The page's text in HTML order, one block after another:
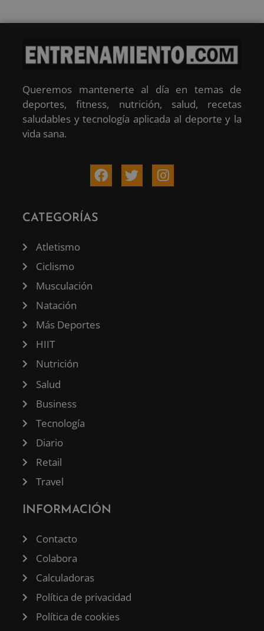
Queremos mantenerte al día en temas de
deportes, fitness, nutrición, salud, recetas
saludables y tecnología aplicada al deporte y la
vida sana.
CATEGORÍAS
Atletismo
Ciclismo
Musculación
Natación
Más Deportes
HIIT
Nutrición
Salud
Business
Tecnología
Diario
Retail
Travel
INFORMACIÓN
Contacto
Colabora
Calculadoras
Política de privacidad
Política de cookies